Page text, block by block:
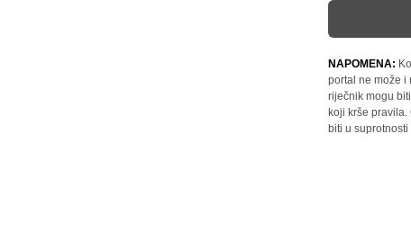
NAPOMENA:
portal ne može i
riječnik mogu
koji krše
biti u